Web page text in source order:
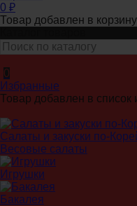
0 ₽
Товар добавлен в
0
Избранные
Товар добавлен в список
Салаты и закуски по-
Весовые салаты
Игрушки
Бакалея